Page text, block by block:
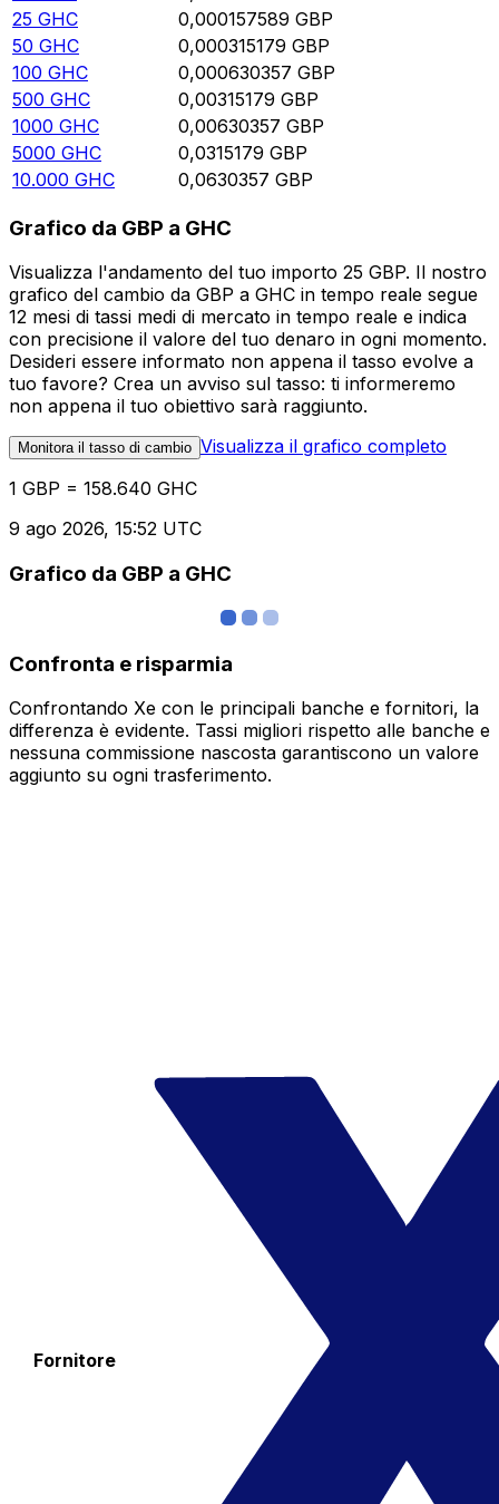
25 GHC 0,000157589 GBP
50 GHC 0,000315179 GBP
100 GHC 0,000630357 GBP
500 GHC 0,00315179 GBP
1000 GHC 0,00630357 GBP
5000 GHC 0,0315179 GBP
10.000 GHC 0,0630357 GBP
Grafico da GBP a GHC
Visualizza l'andamento del tuo importo 25 GBP. Il nostro
grafico del cambio da GBP a GHC in tempo reale segue
12 mesi di tassi medi di mercato in tempo reale e indica
con precisione il valore del tuo denaro in ogni momento.
Desideri essere informato non appena il tasso evolve a
tuo favore? Crea un avviso sul tasso: ti informeremo
non appena il tuo obiettivo sarà raggiunto.
Monitora il tasso di cambio Visualizza il grafico completo
1 GBP = 158.640 GHC
9 ago 2026, 15:52 UTC
Grafico da GBP a GHC
Confronta e risparmia
Confrontando Xe con le principali banche e fornitori, la
differenza è evidente. Tassi migliori rispetto alle banche e
nessuna commissione nascosta garantiscono un valore
aggiunto su ogni trasferimento.
Fornitore